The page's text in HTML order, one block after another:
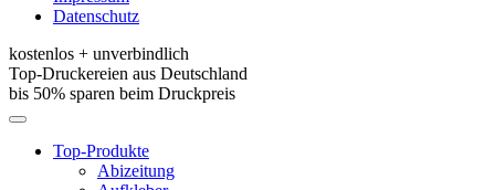
Datenschutz
kostenlos + unverbindlich
Top-Druckereien aus Deutschland
bis 50% sparen beim Druckpreis
Toggle
navigationTop-Produkte
Abizeitung